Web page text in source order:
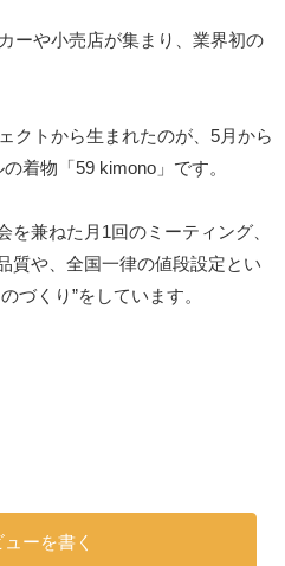
ーや小売店が集まり、業界初の
クトから生まれたのが、5月から
着物「59 kimono」です。
兼ねた月1回のミーティング、
質や、全国一律の値段設定とい
づくり”をしています。
ューを書く